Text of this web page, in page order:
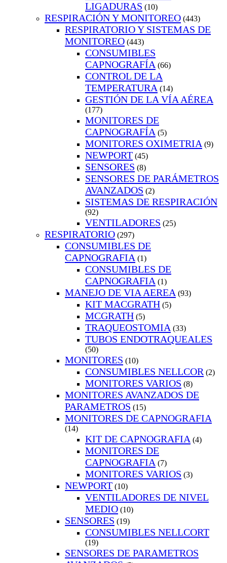
LIGADURAS (10)
RESPIRACIÓN Y MONITOREO (443)
RESPIRATORIO Y SISTEMAS DE
MONITOREO (443)
CONSUMIBLES
CAPNOGRAFÍA (66)
CONTROL DE LA
TEMPERATURA (14)
GESTIÓN DE LA VÍA AÉREA
(177)
MONITORES DE
CAPNOGRAFÍA (5)
MONITORES OXIMETRIA (9)
NEWPORT (45)
SENSORES (8)
SENSORES DE PARÁMETROS
AVANZADOS (2)
SISTEMAS DE RESPIRACIÓN
(92)
VENTILADORES (25)
RESPIRATORIO (297)
CONSUMIBLES DE
CAPNOGRAFIA (1)
CONSUMIBLES DE
CAPNOGRAFIA (1)
MANEJO DE VIA AEREA (93)
KIT MACGRATH (5)
MCGRATH (5)
TRAQUEOSTOMIA (33)
TUBOS ENDOTRAQUEALES
(50)
MONITORES (10)
CONSUMIBLES NELLCOR (2)
MONITORES VARIOS (8)
MONITORES AVANZADOS DE
PARAMETROS (15)
MONITORES DE CAPNOGRAFIA
(14)
KIT DE CAPNOGRAFIA (4)
MONITORES DE
CAPNOGRAFIA (7)
MONITORES VARIOS (3)
NEWPORT (10)
VENTILADORES DE NIVEL
MEDIO (10)
SENSORES (19)
CONSUMIBLES NELLCORT
(19)
SENSORES DE PARAMETROS